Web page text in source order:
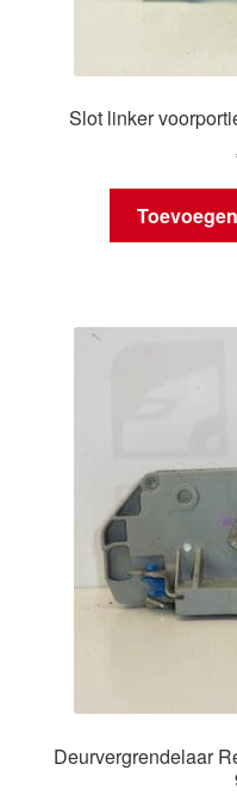
Slot linker
Deurvergrendelaar